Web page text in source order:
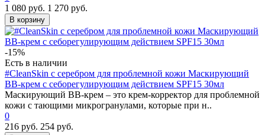
1 080 руб. 1 270 руб.
В корзину
-15%
Есть в наличии
#CleanSkin с серебром для проблемной кожи Маскирующий
ВВ-крем с себорегулирующим действием SPF15 30мл
Маскирующий ВВ-крем – это крем-корректор для проблемной
кожи с тающими микрогранулами, которые при н..
0
216 руб. 254 руб.